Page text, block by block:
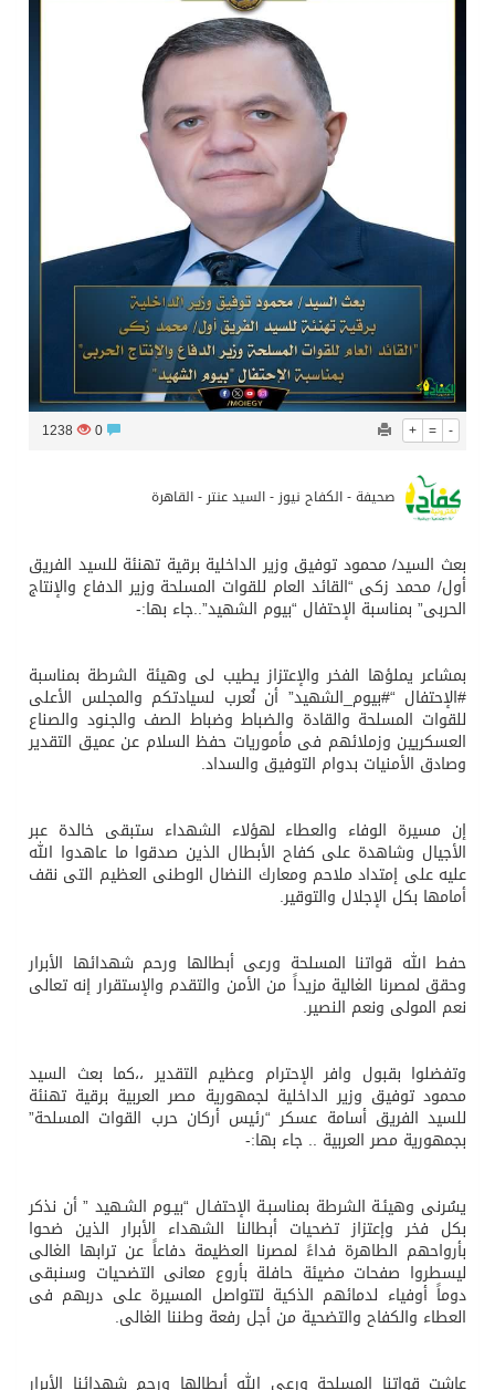
المدرب الكويتي – ماهر يدرب نادي جدة
+ = -
1238
صحيفة - الكفاح نيوز - السيد عنتر - القاهرة
بعث السيد/ محمود توفيق وزير الداخلية برقية تهنئة للسيد الفريق
أول/ محمد زكى “القائد العام للقوات المسلحة وزير الدفاع والإنتاج
الحربى” بمناسبة الإحتفال “بيوم الشهيد”..جاء بها:-
بمشاعر يملؤها الفخر والإعتزاز يطيب لى وهيئة الشرطة بمناسبة
#الإحتفال “#بيوم_الشهيد” أن نُعرب لسيادتكم والمجلس الأعلى
للقوات المسلحة والقادة والضباط وضباط الصف والجنود والصناع
العسكريين وزملائهم فى مأموريات حفظ السلام عن عميق التقدير
وصادق الأمنيات بدوام التوفيق والسداد.
إن مسيرة الوفاء والعطاء لهؤلاء الشهداء ستبقى خالدة عبر
الأجيال وشاهدة على كفاح الأبطال الذين صدقوا ما عاهدوا الله
عليه على إمتداد ملاحم ومعارك النضال الوطنى العظيم التى نقف
أمامها بكل الإجلال والتوقير.
حفط الله قواتنا المسلحة ورعى أبطالها ورحم شهدائها الأبرار
وحقق لمصرنا الغالية مزيداً من الأمن والتقدم والإستقرار إنه تعالى
نعم المولى ونعم النصير.
وتفضلوا بقبول وافر الإحترام وعظيم التقدير ،،كما بعث السيد
محمود توفيق وزير الداخلية لجمهورية مصر العربية برقية تهنئة
للسيد الفريق أسامة عسكر “رئيس أركان حرب القوات المسلحة”
بجمهورية مصر العربية .. جاء بها:-
يسُرنى وهيئـة الشرطة بمناسبـة الإحتفـال “بيـوم الشـهيد ” أن نذكر
بكل فخر وإعتزاز تضحيات أبطالنا الشهداء الأبرار الذين ضحوا
بأرواحهم الطاهرة فداءً لمصرنا العظيمة دفاعاً عن ترابها الغالى
ليسطروا صفحات مضيئة حافلة بأروع معانى التضحيات وسنبقى
دوماً أوفياء لدمائهم الذكية لتتواصل المسيرة على دربهم فى
العطاء والكفاح والتضحية من أجل رفعة وطننا الغالى.
عاشت قواتنا المسلحة ورعى الله أبطالها ورحم شهدائنا الأبرار